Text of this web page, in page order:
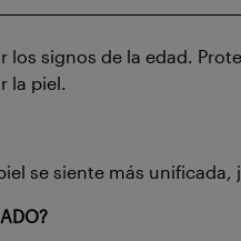
los signos de la edad.
la piel.
se siente más unificada,